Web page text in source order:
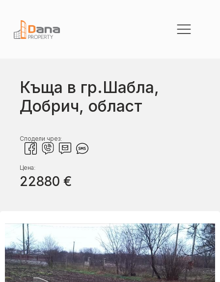
Къща в гр.Шабла,
Добрич, област
Сподели чрез:
Цена:
22880 €